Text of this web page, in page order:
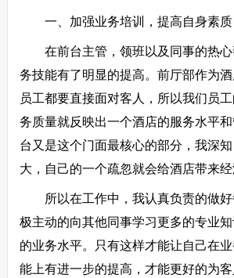
一、加强业务培训，提高自身素质
在前台主管，领班以及同事的热心
务技能有了明显的提高。前厅部作为
员工都要直接面对客人，所以我们员
务质量就反映出一个酒店的服务水平
台又是这个门面最核心的部分，我深
大，自己的一个疏忽就会给酒店带来经
所以在工作中，我认真负责的做好
极主动的向其他同事学习更多的专业
的业务水平。只有这样才能让自己在
能上有进一步的提高，才能更好的为